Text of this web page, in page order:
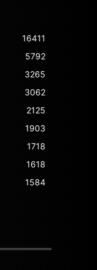
16411
5792
3265
3062
2125
1903
1718
1618
1584